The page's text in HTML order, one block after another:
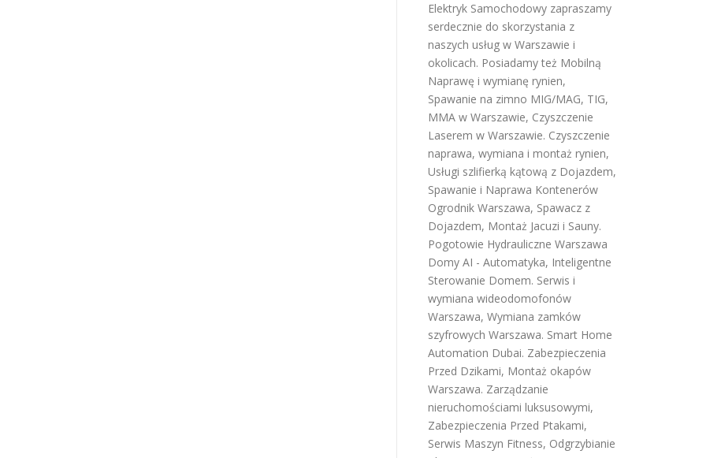
Elektryk Samochodowy zapraszamy
serdecznie do skorzystania z
naszych usług w Warszawie i
okolicach. Posiadamy też Mobilną
Naprawę i wymianę rynien,
Spawanie na zimno MIG/MAG, TIG,
MMA w Warszawie, Czyszczenie
Laserem w Warszawie. Czyszczenie
naprawa, wymiana i montaż rynien,
Usługi szlifierką kątową z Dojazdem,
Spawanie i Naprawa Kontenerów
Ogrodnik Warszawa, Spawacz z
Dojazdem, Montaż Jacuzi i Sauny.
Pogotowie Hydrauliczne Warszawa
Domy AI - Automatyka, Inteligentne
Sterowanie Domem. Serwis i
wymiana wideodomofonów
Warszawa, Wymiana zamków
szyfrowych Warszawa. Smart Home
Automation Dubai. Zabezpieczenia
Przed Dzikami, Montaż okapów
Warszawa. Zarządzanie
nieruchomościami luksusowymi,
Zabezpieczenia Przed Ptakami,
Serwis Maszyn Fitness, Odgrzybianie